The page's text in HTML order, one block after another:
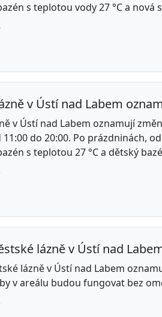
s teplotou vody 27 °C a nová
v Ústí nad Labem
v Ústí nad Labem oznamují
do 20:00. Po prázdninách,
s teplotou 27 °C a dětský
lázně v Ústí nad
lázně v Ústí nad Labem
v areálu budou fungovat bez